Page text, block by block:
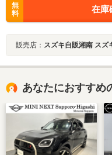
無
料
在庫
販売店： スズキ自販湘南 スズ
あなたにおすすめ